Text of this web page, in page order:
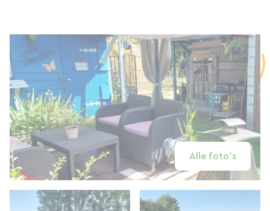
Alle foto's